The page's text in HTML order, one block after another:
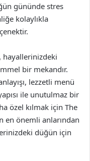
gününde stres
kolaylıkla
hayallerinizdeki
bir mekandır.
lezzetli menü
ile unutulmaz bir
özel kılmak için The
en önemli anlarından
düğün için